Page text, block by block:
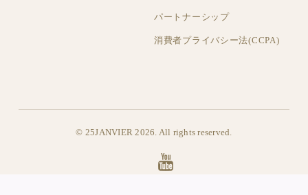
パートナーシップ
消費者プライバシー法(CCPA)
© 25JANVIER 2026. All rights reserved.